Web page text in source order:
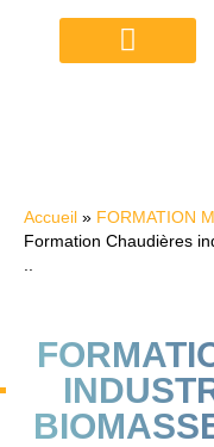
Accueil » FORMATION
Formation Chaudières